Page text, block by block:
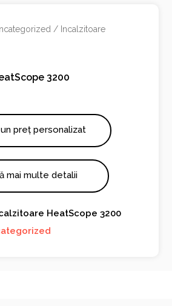
/ Incalzitoare
3200
preț personalizat
mai multe detalii
HeatScope 3200